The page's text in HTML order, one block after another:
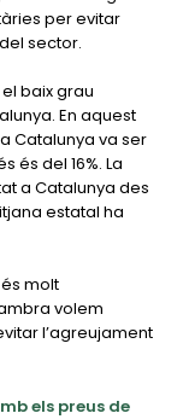
per evitar
sector.
baix grau
En aquest
Catalunya va ser
és del 16%. La
a Catalunya des
estatal ha
molt
volem
l’agreujament
els preus de